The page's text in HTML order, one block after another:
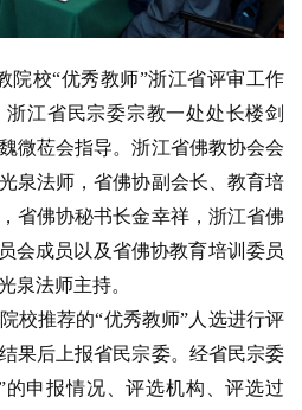
院校“优秀教师”浙江省评审工作
江省民宗委宗教一处处长楼剑
微莅会指导。浙江省佛教协会会
泉法师，省佛协副会长、教育培
省佛协秘书长金幸祥，浙江省佛
会成员以及省佛协教育培训委员
泉法师主持。
校推荐的“优秀教师”人选进行评
果后上报省民宗委。经省民宗委
的申报情况、评选机构、评选过